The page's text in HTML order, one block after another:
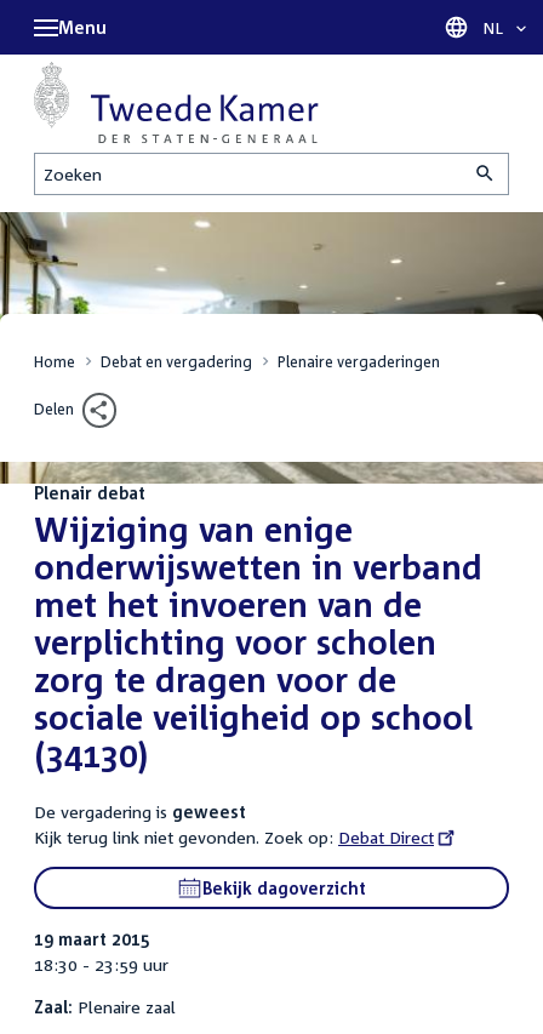
Zoeken
Menu Taal
NL
Home Debat en vergadering Plenaire vergaderingen
Delen
Plenair debat
:Wijziging van enige
onderwijswetten in verband
met het invoeren van de
verplichting voor scholen
zorg te dragen voor de
sociale veiligheid op school
(34130)
De vergadering is geweest
Kijk terug link niet gevonden. Zoek op: External
link:
Debat Direct
Bekijk dagoverzicht
19 maart 2015
18:30 - 23:59 uur
Zaal: Plenaire zaal